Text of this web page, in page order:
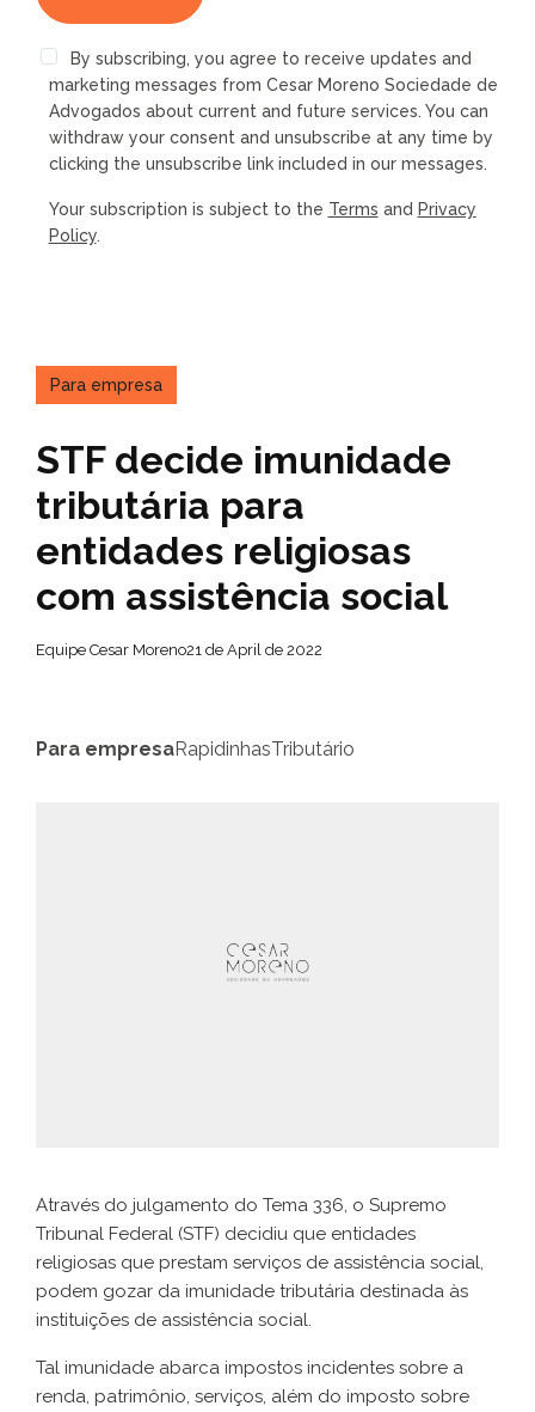
By subscribing, you agree to receive updates and
marketing messages from Cesar Moreno Sociedade de
Advogados about current and future services. You can
withdraw your consent and unsubscribe at any time by
clicking the unsubscribe link included in our messages.
Your subscription is subject to the Terms and Privacy
Policy.
Para empresa
STF decide imunidade
tributária para
entidades religiosas
com assistência social
Equipe Cesar Moreno21 de April de 2022
Para empresaRapidinhasTributário
Através do julgamento do Tema 336, o Supremo
Tribunal Federal (STF) decidiu que entidades
religiosas que prestam serviços de assistência social,
podem gozar da imunidade tributária destinada às
instituições de assistência social.
Tal imunidade abarca impostos incidentes sobre a
renda, patrimônio, serviços, além do imposto sobre